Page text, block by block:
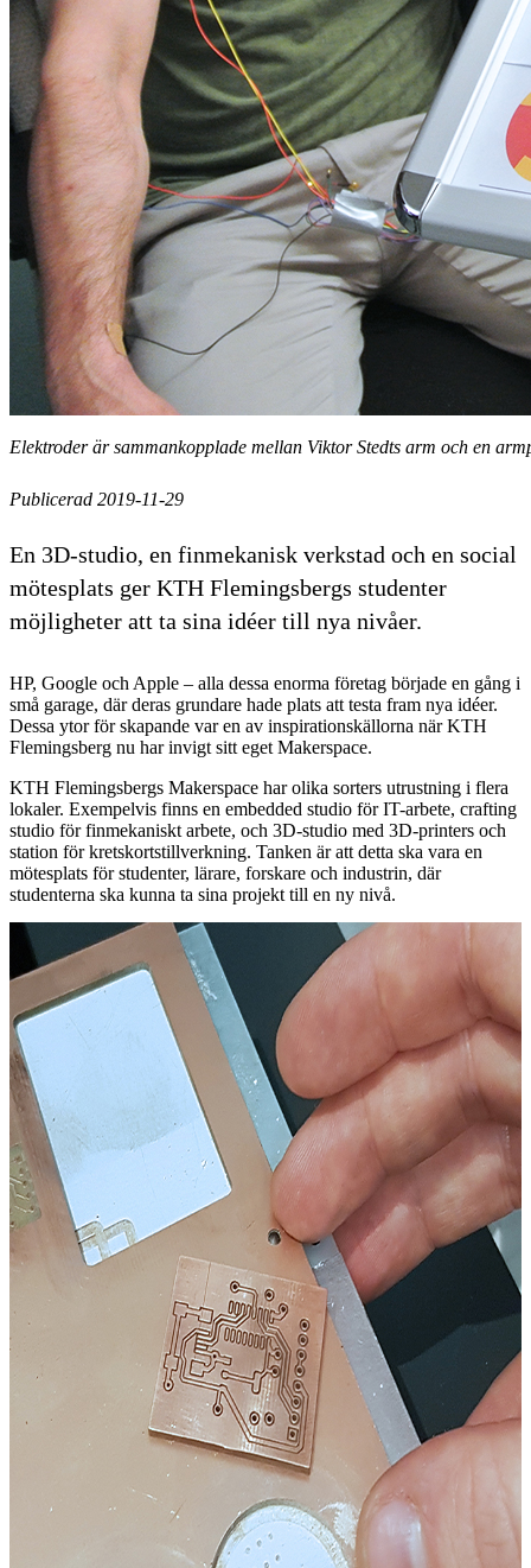
Elektroder är sammankopplade mellan Viktor Stedts arm och en
Publicerad 2019-11-29
En 3D-studio, en finmekanisk verkstad och en social
mötesplats ger KTH Flemingsbergs studenter
möjligheter att ta sina idéer till nya nivåer.
HP, Google och Apple – alla dessa enorma företag började en gång i
små garage, där deras grundare hade plats att testa fram nya idéer.
Dessa ytor för skapande var en av inspirationskällorna när KTH
Flemingsberg nu har invigt sitt eget Makerspace.
KTH Flemingsbergs Makerspace har olika sorters utrustning i flera
lokaler. Exempelvis finns en embedded studio för IT-arbete, crafting
studio för finmekaniskt arbete, och 3D-studio med 3D-printers och
station för kretskortstillverkning. Tanken är att detta ska vara en
mötesplats för studenter, lärare, forskare och industrin, där
studenterna ska kunna ta sina projekt till en ny nivå.